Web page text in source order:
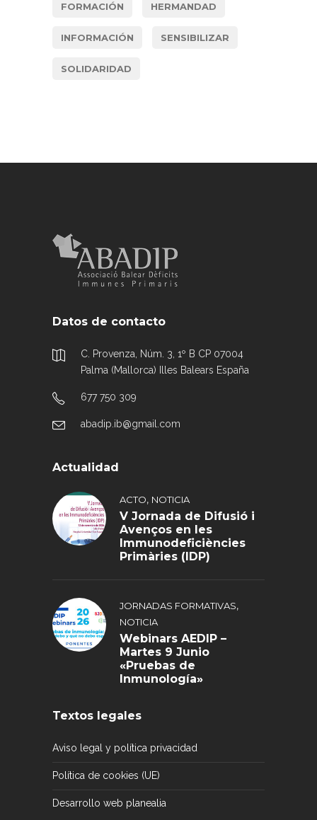
FORMACIÓN HERMANDAD
INFORMACIÓN SENSIBILIZAR
SOLIDARIDAD
Datos de contacto
C. Provenza, Núm. 3, 1º B CP 07004
Palma (Mallorca) Illes Balears España
677 750 309
abadip.ib@gmail.com
Actualidad
ACTO, NOTICIA
V Jornada de Difusió i
Avenços en les
Immunodeficiències
Primàries (IDP)
JORNADAS FORMATIVAS,
NOTICIA
Webinars AEDIP –
Martes 9 Junio
«Pruebas de
Inmunología»
Textos legales
Aviso legal y política privacidad
Política de cookies (UE)
Desarrollo web planealia